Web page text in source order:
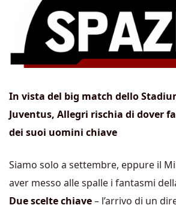
In vista del big match dello
Juventus, Allegri rischia di dover
dei suoi uomini chiave
Siamo solo a settembre, eppure il
aver messo alle spalle i fantasmi
Due scelte chiave– l’arrivo di un